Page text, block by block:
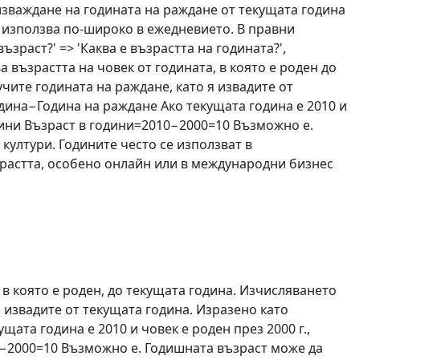
на годината на раждане от текущата година
по-широко в ежедневието. В правни
=> 'Каква е възрастта на годината?',
на човек от годината, в която е роден до
годината на раждане, като я извадите от
на раждане Ако текущата година е 2010 и
Възраст в години=2010−2000=10 Възможно е.
Годините често се използват в
особено онлайн или в международни бизнес
която е роден, до текущата година. Изчисляването
от текущата година. Изразено като
година е 2010 и човек е роден през 2000 г.,
Възможно е. Годишната възраст може да